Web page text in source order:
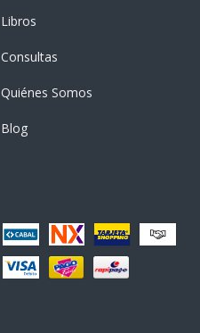
Libros
Consultas
Quiénes Somos
Blog